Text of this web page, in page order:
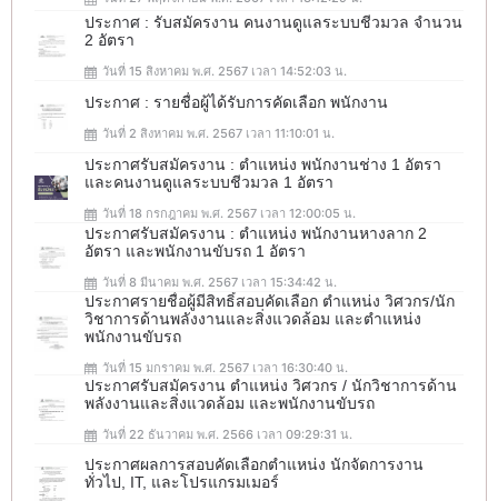
ประกาศ : รับสมัครงาน คนงานดูแลระบบชีวมวล จำนวน
2 อัตรา
วันที่ 15 สิงหาคม พ.ศ. 2567 เวลา 14:52:03 น.
ประกาศ : รายชื่อผู้ได้รับการคัดเลือก พนักงาน
วันที่ 2 สิงหาคม พ.ศ. 2567 เวลา 11:10:01 น.
ประกาศรับสมัครงาน : ตำแหน่ง พนักงานช่าง 1 อัตรา
และคนงานดูแลระบบชีวมวล 1 อัตรา
วันที่ 18 กรกฎาคม พ.ศ. 2567 เวลา 12:00:05 น.
ประกาศรับสมัครงาน : ตำแหน่ง พนักงานหางลาก 2
อัตรา และพนักงานขับรถ 1 อัตรา
วันที่ 8 มีนาคม พ.ศ. 2567 เวลา 15:34:42 น.
ประกาศรายชื่อผู้มีสิทธิ์สอบคัดเลือก ตำแหน่ง วิศวกร/นัก
วิชาการด้านพลังงานและสิ่งแวดล้อม และตำแหน่ง
พนักงานขับรถ
วันที่ 15 มกราคม พ.ศ. 2567 เวลา 16:30:40 น.
ประกาศรับสมัครงาน ตำแหน่ง วิศวกร / นักวิชาการด้าน
พลังงานและสิ่งแวดล้อม และพนักงานขับรถ
วันที่ 22 ธันวาคม พ.ศ. 2566 เวลา 09:29:31 น.
ประกาศผลการสอบคัดเลือกตำแหน่ง นักจัดการงาน
ทั่วไป, IT, และโปรแกรมเมอร์